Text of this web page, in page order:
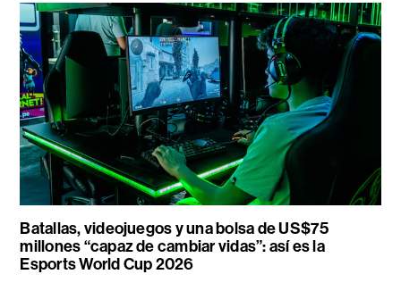
Batallas, videojuegos y una bolsa de US$75
millones “capaz de cambiar vidas”: así es la
Esports World Cup 2026